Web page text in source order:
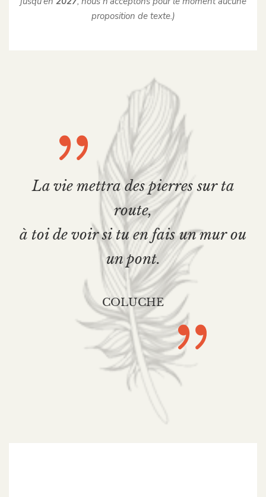
proposition de texte.)
La vie mettra des pierres sur ta
route,
à toi de voir si tu en fais un mur ou
un pont.
COLUCHE